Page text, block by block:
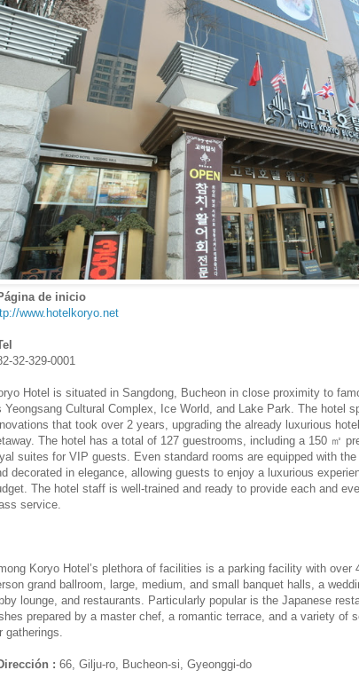
de inicio
www.hotelkoryo.net
32-329-0001
Hotel is situated in Sangdong, Bucheon in close proximity to
Yeongsang Cultural Complex, Ice World, and Lake Park. The hotel
that took over 2 years, upgrading the already luxurious
The hotel has a total of 127 guestrooms, including a 150 ㎡
suites for VIP guests. Even standard rooms are equipped with
decorated in elegance, allowing guests to enjoy a luxurious
The hotel staff is well-trained and ready to provide each and
service.
Koryo Hotel’s plethora of facilities is a parking facility with over
grand ballroom, large, medium, and small banquet halls, a
lounge, and restaurants. Particularly popular is the Japanese
prepared by a master chef, a romantic terrace, and a variety of
gatherings.
: 66, Gilju-ro, Bucheon-si, Gyeonggi-do